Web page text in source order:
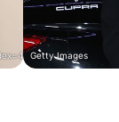
Getty Images